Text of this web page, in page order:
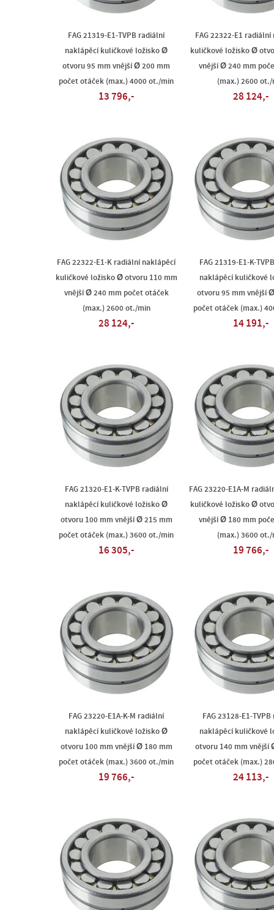
FAG 21319-E1-TVPB radiální
naklápěcí kuličkové ložisko Ø
otvoru 95 mm vnější Ø 200 mm
počet otáček (max.) 4000 ot./min
13 796,-
FAG 22322-E1
kuličkové ložisko Ø
vnější Ø 240 mm
(max.) 2600 ot./
28 124,-
FAG 22322-E1-K radiální naklápěcí
kuličkové ložisko Ø otvoru 110 mm
vnější Ø 240 mm počet otáček
(max.) 2600 ot./min
28 124,-
FAG 21319-E1-K-
naklápěcí kuličkové
otvoru 95 mm vnější
počet otáček (max.)
14 191,-
FAG 21320-E1-K-TVPB radiální
naklápěcí kuličkové ložisko Ø
otvoru 100 mm vnější Ø 215 mm
počet otáček (max.) 3600 ot./min
16 305,-
FAG 23220-E1A-M
kuličkové ložisko Ø
vnější Ø 180 mm
(max.) 3600 ot./
19 766,-
FAG 23220-E1A-K-M radiální
naklápěcí kuličkové ložisko Ø
otvoru 100 mm vnější Ø 180 mm
počet otáček (max.) 3600 ot./min
19 766,-
FAG 23128-E1-
naklápěcí kuličkové
otvoru 140 mm vnější
počet otáček (max.)
24 113,-